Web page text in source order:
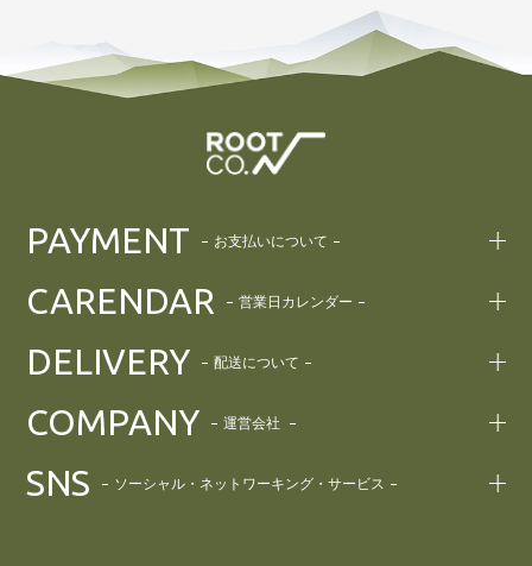
PAYMENT お支払いについて
CARENDAR 営業日カレンダー
DELIVERY 配送について
COMPANY 運営会社
SNS ソーシャル・ネットワーキング・サービス